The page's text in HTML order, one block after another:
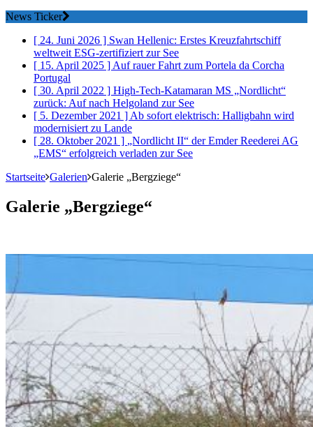
News Ticker
[ 24. Juni 2026 ] Swan Hellenic: Erstes Kreuzfahrtschiff
weltweit ESG-zertifiziertzur See
[ 15. April 2025 ]Auf rauer Fahrt zum Portela da Corcha
Portugal
[ 30. April 2022 ] High-Tech-Katamaran MS „Nordlicht“
zurück: Auf nach Helgoland zur See
[ 5. Dezember 2021 ]Ab sofort elektrisch: Halligbahn wird
modernisiertzu Lande
[ 28. Oktober 2021 ] „Nordlicht II“ der Emder Reederei AG
„EMS“ erfolgreich verladen zur See
Startseite Galerien Galerie „Bergziege“
Galerie „Bergziege“